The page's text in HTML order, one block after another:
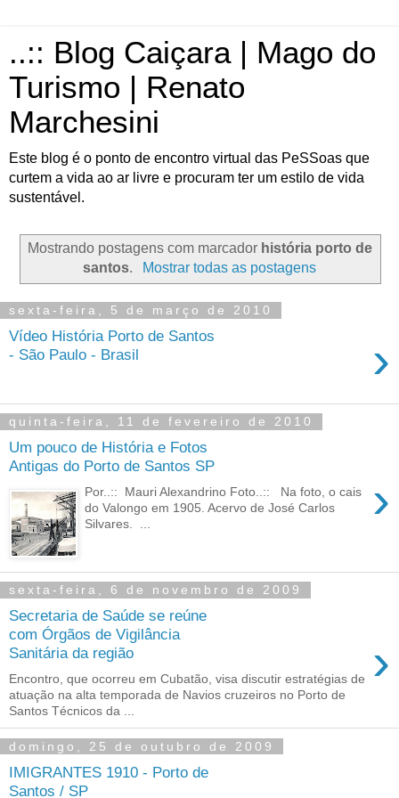
..:: Blog Caiçara | Mago do
Turismo | Renato
Marchesini
Este blog é o ponto de encontro virtual das PeSSoas que
curtem a vida ao ar livre e procuram ter um estilo de vida
sustentável.
Mostrando postagens com marcador história porto de
santos. Mostrar todas as postagens
sexta-feira, 5 de março de 2010
Vídeo História Porto de Santos
- São Paulo - Brasil
›
quinta-feira, 11 de fevereiro de 2010
Um pouco de História e Fotos
Antigas do Porto de Santos SP
›
Por..:: Mauri Alexandrino Foto..:: Na foto, o cais
do Valongo em 1905. Acervo de José Carlos
Silvares. ...
sexta-feira, 6 de novembro de 2009
Secretaria de Saúde se reúne
com Órgãos de Vigilância
Sanitária da região
›
Encontro, que ocorreu em Cubatão, visa discutir estratégias de
atuação na alta temporada de Navios cruzeiros no Porto de
Santos Técnicos da ...
domingo, 25 de outubro de 2009
IMIGRANTES 1910 - Porto de
Santos / SP